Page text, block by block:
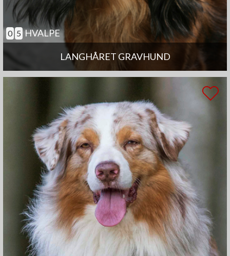
LANGHÅRET GRAVHUND
0 5 HVALPE